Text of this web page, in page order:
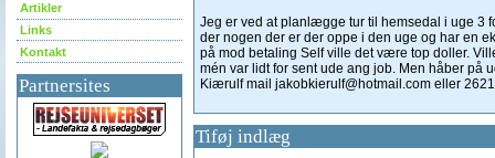
Artikler
Links
Kontakt
Partnersites
Jeg er ved at planlægge tur til hemsedal i uge 3
der nogen der er der oppe i den uge og har en
på mod betaling Self ville det være top doller.
mén var lidt for sent ude ang job. Men håber på
Kiærulf mail jakobkierulf@hotmail.com eller
Tiføj indlæg